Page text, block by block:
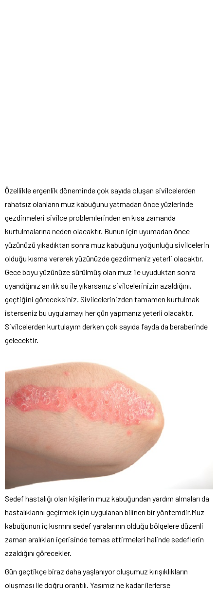
Özellikle ergenlik döneminde çok sayıda oluşan sivilcelerden
rahatsız olanların muz kabuğunu yatmadan önce yüzlerinde
gezdirmeleri sivilce problemlerinden en kısa zamanda
kurtulmalarına neden olacaktır. Bunun için uyumadan önce
yüzünüzü yıkadıktan sonra muz kabuğunu yoğunluğu sivilcelerin
olduğu kısma vererek yüzünüzde gezdirmeniz yeterli olacaktır.
Gece boyu yüzünüze sürülmüş olan muz ile uyuduktan sonra
uyandığınız an ılık su ile yıkarsanız sivilcelerinizin azaldığını,
geçtiğini göreceksiniz. Sivilcelerinizden tamamen kurtulmak
isterseniz bu uygulamayı her gün yapmanız yeterli olacaktır.
Sivilcelerden kurtulayım derken çok sayıda fayda da beraberinde
gelecektir.
Sedef hastalığı olan kişilerin muz kabuğundan yardım almaları da
hastalıklarını geçirmek için uygulanan bilinen bir yöntemdir.Muz
kabuğunun iç kısmını sedef yaralarının olduğu bölgelere düzenli
zaman aralıkları içerisinde temas ettirmeleri halinde sedeflerin
azaldığını görecekler.
Gün geçtikçe biraz daha yaşlanıyor oluşumuz kırışıklıkların
oluşması ile doğru orantılı. Yaşımız ne kadar ilerlerse